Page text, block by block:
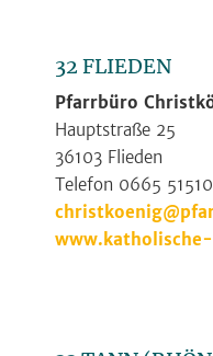
32 FLIEDEN
Pfarrbüro
Hauptstraße 25
36103 Flieden
Telefon 0665 51510